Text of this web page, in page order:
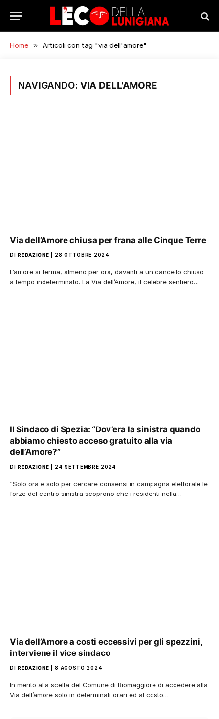
Home » Articoli con tag "via dell'amore"
NAVIGANDO:VIA DELL'AMORE
Via dell’Amore chiusa per frana alle Cinque Terre
DI REDAZIONE 28 OTTOBRE 2024
L’amore si ferma, almeno per ora, davanti a un cancello chiuso
a tempo indeterminato. La Via dell’Amore, il celebre sentiero…
Il Sindaco di Spezia: “Dov’era la sinistra quando
abbiamo chiesto acceso gratuito alla via
dell’Amore?”
DI REDAZIONE 24 SETTEMBRE 2024
“Solo ora e solo per cercare consensi in campagna elettorale le
forze del centro sinistra scoprono che i residenti nella…
Via dell’Amore a costi eccessivi per gli spezzini,
interviene il vice sindaco
DI REDAZIONE 8 AGOSTO 2024
In merito alla scelta del Comune di Riomaggiore di accedere alla
Via dell’amore solo in determinati orari ed al costo…